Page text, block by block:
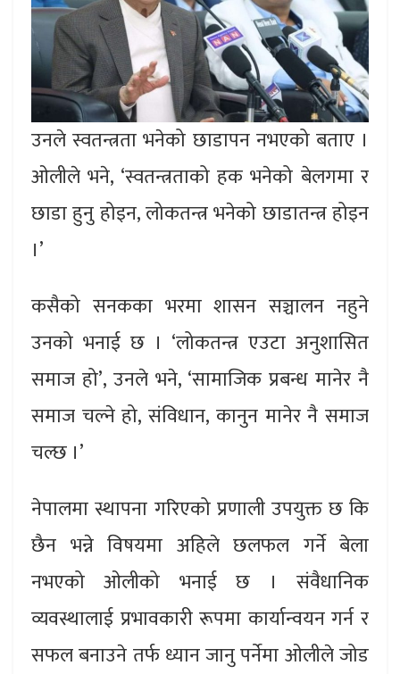
उनले स्वतन्त्रता भनेको छाडापन नभएको बताए ।
ओलीले भने, ‘स्वतन्त्रताको हक भनेको बेलगमा र
छाडा हुनु होइन, लोकतन्त्र भनेको छाडातन्त्र होइन
।’
कसैको सनकका भरमा शासन सञ्चालन नहुने
उनको भनाई छ । ‘लोकतन्त्र एउटा अनुशासित
समाज हो’, उनले भने, ‘सामाजिक प्रबन्ध मानेर नै
समाज चल्ने हो, संविधान, कानुन मानेर नै समाज
चल्छ ।’
नेपालमा स्थापना गरिएको प्रणाली उपयुक्त छ कि
छैन भन्ने विषयमा अहिले छलफल गर्ने बेला
नभएको ओलीको भनाई छ । संवैधानिक
व्यवस्थालाई प्रभावकारी रूपमा कार्यान्वयन गर्न र
सफल बनाउने तर्फ ध्यान जानु पर्नेमा ओलीले जोड